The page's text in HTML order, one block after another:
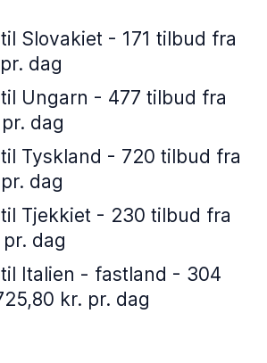
Slovakiet - 171 tilbud fra
dag
Ungarn - 477 tilbud fra
dag
Tyskland - 720 tilbud fra
dag
Tjekkiet - 230 tilbud fra
dag
Italien - fastland - 304
kr. pr. dag